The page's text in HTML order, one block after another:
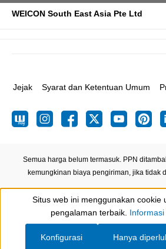
WEICON South East Asia Pte Ltd
Jejak Syarat dan Ketentuan Umum
Semua harga belum termasuk. PPN
kemungkinan biaya pengiriman, jika tidak
Show toolbar
Situs web ini menggunakan cookie
pengalaman terbaik. Informasi
Hanya
Konfigurasi